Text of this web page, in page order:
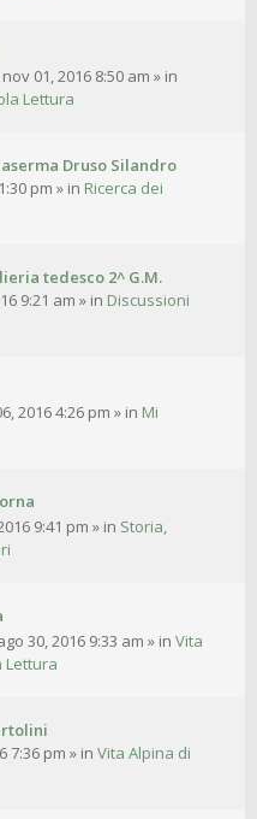
01, 2016 8:50 am » in
Lettura
Druso Silandro
pm » in Ricerca dei
tedesco 2^ G.M.
9:21 am » in Discussioni
2016 4:26 pm » in Mi
9:41 pm » in Storia,
30, 2016 9:33 am » in Vita
Lettura
7:36 pm » in Vita Alpina di